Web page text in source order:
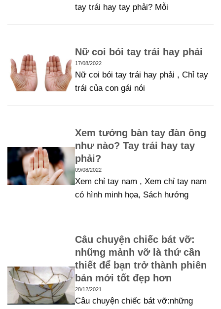
tay trái hay tay phải? Mỗi
Nữ coi bói tay trái hay phải
17/08/2022
Nữ coi bói tay trái hay phải , Chỉ tay
trái của con gái nói
Xem tướng bàn tay đàn ông
như nào? Tay trái hay tay
phải?
09/08/2022
Xem chỉ tay nam , Xem chỉ tay nam
có hình minh họa, Sách hướng
Câu chuyện chiếc bát vỡ:
những mảnh vỡ là thứ cần
thiết để bạn trở thành phiên
bản mới tốt đẹp hơn
28/12/2021
Câu chuyện chiếc bát vỡ:những